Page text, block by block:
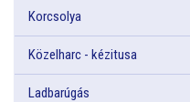
Korcsolya
Közelharc - kézitusa
Ladbarúgás